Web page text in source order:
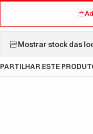
Mostrar stock das
PARTILHAR ESTE